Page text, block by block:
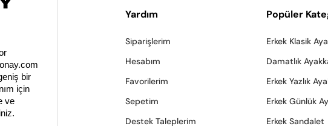
bir
için
ve
Yardım
Siparişlerim
Hesabım
Favorilerim
Sepetim
Destek Taleplerim
Popüler
Erkek Klasik
Damatlık
Erkek Yazlık
Erkek Günlük
Erkek Sandalet